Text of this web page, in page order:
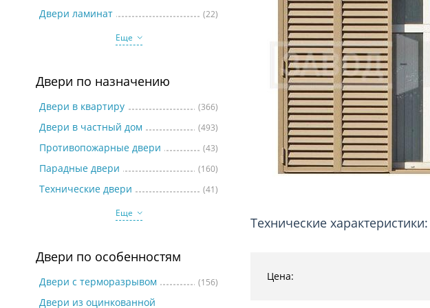
Двери с винилискожей
Двери ламинат
(22)
Еще
Двери по назначению
Двери в квартиру (366)
Двери в частный дом (493)
Противопожарные двери (43)
Парадные двери (160)
Технические двери
(41)
Еще
Двери по особенностям
Двери с терморазрывом (156)
Двери из оцинкованной
Технические характеристики:
Цена: